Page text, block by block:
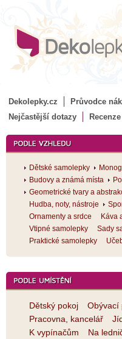
Dekolepky.cz Průvodce
Nejčastější dotazy
Dětské samolepky
Budovy a známá místa
Geometrické tvary a
Hudba, noty, nástroje
Ornamenty a srdce
Káva
Vtipné samolepky
Sady
Praktické samolepky
Dětský pokoj Obývací
Pracovna, kancelář
K vypínačům
Na